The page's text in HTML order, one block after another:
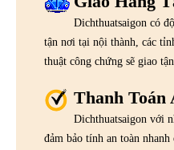
Dichthuatsaigon có
tận nơi tại nội thành, các
thuật công chứng sẽ giao
Thanh Toán
Dichthuatsaigon với
đảm bảo tính an toàn